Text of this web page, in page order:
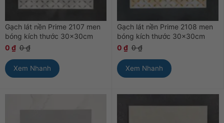
Gạch lát nền Prime 2107 men
bóng kích thước 30x30cm
0 ₫ 0₫
Xem Nhanh
Gạch lát nền Prime 2108 men
bóng kích thước 30x30cm
0 ₫ 0₫
Xem Nhanh